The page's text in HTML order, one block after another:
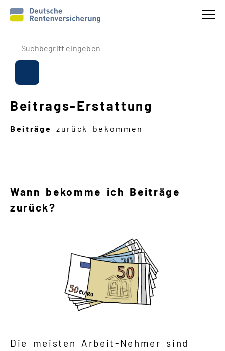
Prävention
Reha
Rente
Service
Language
Inhalte in Gebärdensprache (DGS)
Beitrags-Erstattung
Beiträge zurück bekommen
Wann bekomme ich Beiträge
zurück?
Die meisten Arbeit-Nehmer sind